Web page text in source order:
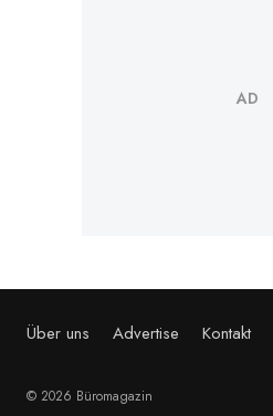
Über uns Advertise Kontakt
© 2026 Büromagazin